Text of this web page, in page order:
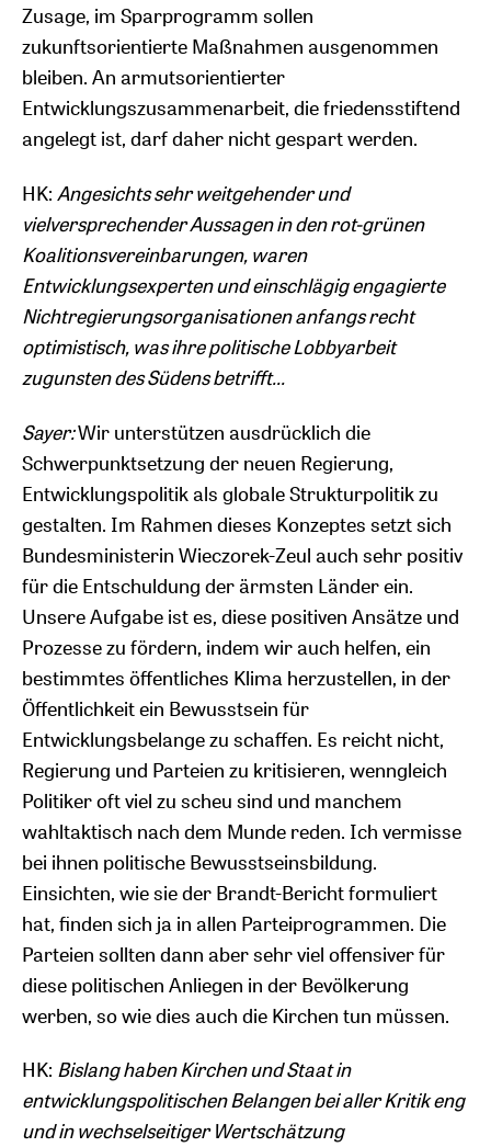
Zusage, im Sparprogramm sollen
zukunftsorientierte Maßnahmen ausgenommen
bleiben. An armutsorientierter
Entwicklungszusammenarbeit, die friedensstiftend
angelegt ist, darf daher nicht gespart werden.
HK: Angesichts sehr weitgehender und
vielversprechender Aussagen in den rot-grünen
Koalitionsvereinbarungen, waren
Entwicklungsexperten und einschlägig engagierte
Nichtregierungsorganisationen anfangs recht
optimistisch, was ihre politische Lobbyarbeit
zugunsten des Südens betrifft...
Sayer:Wir unterstützen ausdrücklich die
Schwerpunktsetzung der neuen Regierung,
Entwicklungspolitik als globale Strukturpolitik zu
gestalten. Im Rahmen dieses Konzeptes setzt sich
Bundesministerin Wieczorek-Zeul auch sehr positiv
für die Entschuldung der ärmsten Länder ein.
Unsere Aufgabe ist es, diese positiven Ansätze und
Prozesse zu fördern, indem wir auch helfen, ein
bestimmtes öffentliches Klima herzustellen, in der
Öffentlichkeit ein Bewusstsein für
Entwicklungsbelange zu schaffen. Es reicht nicht,
Regierung und Parteien zu kritisieren, wenngleich
Politiker oft viel zu scheu sind und manchem
wahltaktisch nach dem Munde reden. Ich vermisse
bei ihnen politische Bewusstseinsbildung.
Einsichten, wie sie der Brandt-Bericht formuliert
hat, finden sich ja in allen Parteiprogrammen. Die
Parteien sollten dann aber sehr viel offensiver für
diese politischen Anliegen in der Bevölkerung
werben, so wie dies auch die Kirchen tun müssen.
HK: Bislang haben Kirchen und Staat in
entwicklungspolitischen Belangen bei aller Kritik eng
und in wechselseitiger Wertschätzung